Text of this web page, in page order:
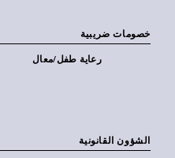
خصومات ضريبية
رعاية طفل/معال
الشؤون القانونية